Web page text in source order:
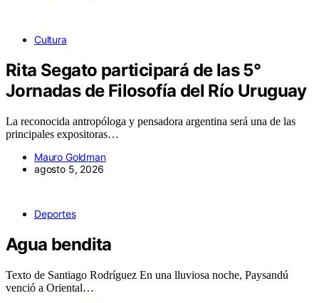
Cultura
Rita Segato participará de las 5°
Jornadas de Filosofía del Río Uruguay
La reconocida antropóloga y pensadora argentina será una de las
principales expositoras…
Mauro Goldman
agosto 5, 2026
Deportes
Agua bendita
Texto de Santiago Rodríguez En una lluviosa noche, Paysandú
venció a Oriental…